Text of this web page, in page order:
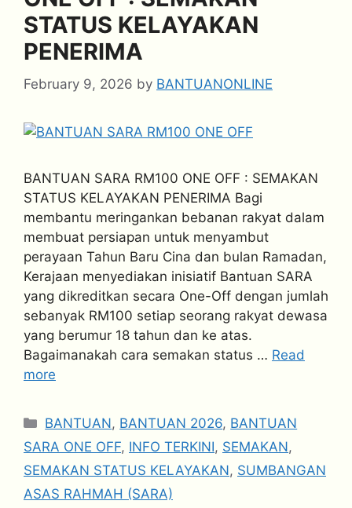
STATUS KELAYAKAN
PENERIMA
February 9, 2026 by BANTUANONLINE
BANTUAN SARA RM100 ONE OFF : SEMAKAN
STATUS KELAYAKAN PENERIMA Bagi
membantu meringankan bebanan rakyat dalam
membuat persiapan untuk menyambut
perayaan Tahun Baru Cina dan bulan Ramadan,
Kerajaan menyediakan inisiatif Bantuan SARA
yang dikreditkan secara One-Off dengan jumlah
sebanyak RM100 setiap seorang rakyat dewasa
yang berumur 18 tahun dan ke atas.
Bagaimanakah cara semakan status … Read
more
Categories
BANTUAN, BANTUAN 2026, BANTUAN
SARA ONE OFF, INFO TERKINI, SEMAKAN,
SEMAKAN STATUS KELAYAKAN, SUMBANGAN
ASAS RAHMAH (SARA)